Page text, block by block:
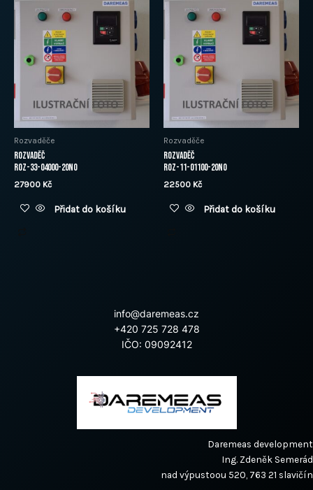
Rozvaděče
Rozvaděč
ROZ-33-04000-20N0
27900 Kč
Přidat do košíku
Rozvaděče
Rozvaděč
ROZ-11-01100-20N0
22500 Kč
Přidat do košíku
info@daremeas.cz
+420 725 728 478
IČO: 09092412
Daremeas development
Ing. Zdeněk Semerád
nad výpustoou 520, 763 21 slavičín